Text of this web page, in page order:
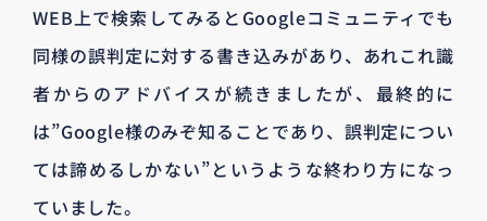
WEB上で検索してみるとGoogleコミュニティでも
同様の誤判定に対する書き込みがあり、あれこれ識
者からのアドバイスが続きましたが、最終的に
は”Google様のみぞ知ることであり、誤判定につい
ては諦めるしかない”というような終わり方になっ
ていました。